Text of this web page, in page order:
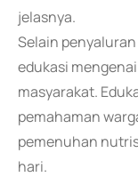
jelasnya.
Selain
edukasi
masyarakat.
pemahaman
pemenuhan
hari.